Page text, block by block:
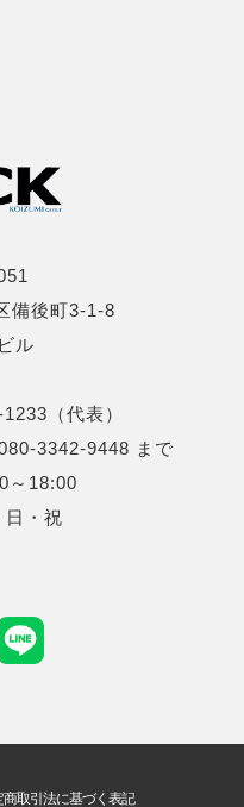
備後町3-1-8
ル
（代表）
3342-9448 まで
～18:00
日・祝
商取引法に基づく表記